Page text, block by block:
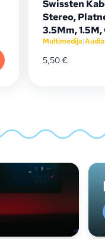
Swissten
Stereo,
3.5Mm,
Multimedija|
5,50€